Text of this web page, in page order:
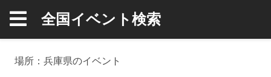
全国イベント検索
場所： 兵庫県のイベント